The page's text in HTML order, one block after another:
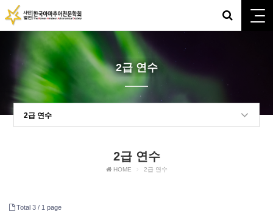
2급 연수
2급 연수
2급 연수
HOME 2급 연수
Total 3 / 1 page